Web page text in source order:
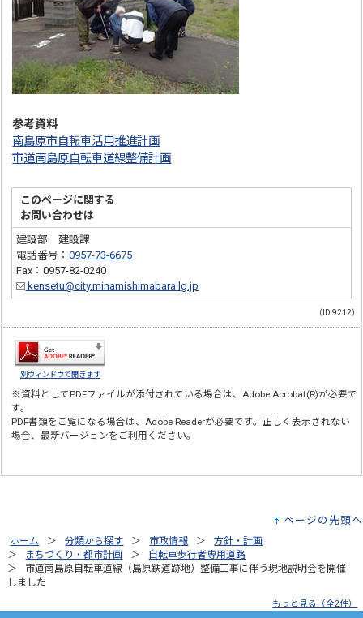
参考資料
南島原市自転車活用推進計画
市道南島原自転車道線整備計画
このページに関する
お問い合わせは
建設部 建設課
電話番号：0957-73-6675
Fax：0957-82-0240
kensetu@city.minamishimabara.lg.jp
（ID:9212）
別ウィンドウで開きます
※資料としてPDFファイルが添付されている場合は、Adobe Acrobat(R)が必要で
す。
PDF書類をご覧になる場合は、Adobe Readerが必要です。正しく表示されない
場合、最新バージョンをご利用ください。
ページの先頭へ
ホーム 分類から探す 市政情報
方針・計画
まちづくり・都市計画
自転車歩行者専用道路
市道南島原自転車道線（島原鉄道跡地）整備工事に伴う現地説明会を開催
しました
もっと見る（全2件）